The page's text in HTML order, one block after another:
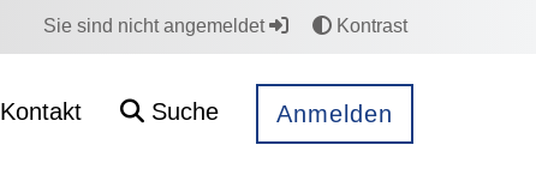
Sie sind nicht angemeldet Kontrast
Kontakt Suche Anmelden